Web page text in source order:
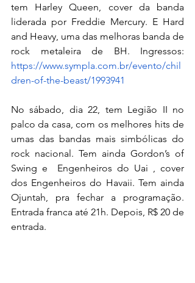
tem Harley Queen, cover da banda
liderada por Freddie Mercury. E Hard
and Heavy, uma das melhoras banda de
https://www.sympla.com.br/evento/chil
dren-of-the-beast/1993941
No sábado, dia 22, tem Legião II no
palco da casa, com os melhores hits de
umas das bandas mais simbólicas do
rock nacional. Tem ainda Gordon’s of
Swing e  Engenheiros do Uai , cover
dos Engenheiros do Havaii. Tem ainda
Ojuntah, pra fechar a programação.
Entrada franca até 21h. Depois, R$ 20 de
entrada.